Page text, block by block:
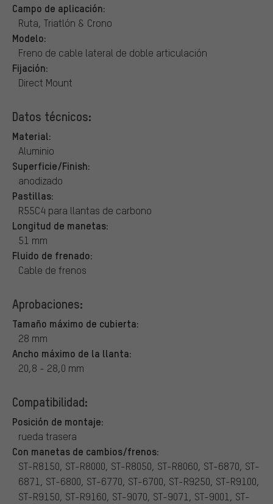
Campo de aplicación:
Ruta, Triatlón & Crono
Modelo:
Freno de cable lateral de doble articulación
Fijación:
Direct Mount
Datos técnicos:
Material:
Aluminio
Superficie/Finish:
anodizado
Pastillas:
R55C4 para llantas de carbono
Longitud de manetas:
51 mm
Fluido de frenado:
Cable de frenos
Aprobaciones:
Tamaño máximo de cubierta:
28 mm
Ancho máximo de la llanta:
20,8 - 28,0 mm
Compatibilidad:
Posición de montaje:
rueda trasera
Con manetas de cambios/frenos:
ST-R8150, ST-R8000, ST-R8050, ST-R8060, ST-6870, ST-
6871, ST-6800, ST-6770, ST-6700, ST-R9250, ST-R9100,
ST-R9150, ST-R9160, ST-9070, ST-9071, ST-9001, ST-